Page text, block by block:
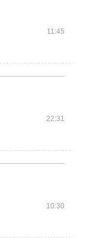
11:45
22:31
10:30